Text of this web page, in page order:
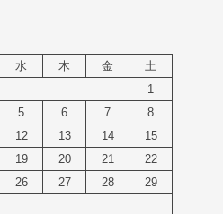
水 木 金
土
1
5 6 7
8
12 13 14
15
19 20 21
22
26 27 28
29